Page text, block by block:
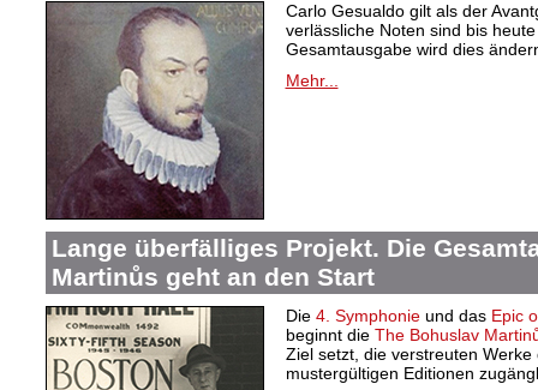
Carlo Gesualdo gilt als der
verlässliche Noten sind bis
Gesamtausgabe wird dies
Mehr...
Lange überfälliges Projekt. Die
Martinůs geht an den Start
Die 4. Symphonieund das Epic
beginnt die The Bohuslav
Ziel setzt, die verstreuten
mustergültigen Editionen